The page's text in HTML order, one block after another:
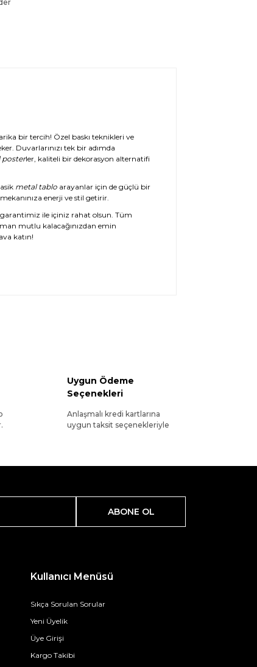
bir tercih! Özel baskı teknikleri ve
Duvarlarınızı tek bir adımda
posterler, kaliteli bir dekorasyon alternatifi
metal tabloarayanlar için de güçlü bir
enerji ve stil getirir.
ile içiniz rahat olsun. Tüm
mutlu kalacağınızdan emin
katın!
Uygun Ödeme
Seçenekleri
Anlaşmalı kredi kartlarına
uygun taksit seçenekleriyle
ABONE OL
Kullanıcı Menüsü
Sıkça Sorulan Sorular
Yeni Üyelik
Üye Girişi
Kargo Takibi